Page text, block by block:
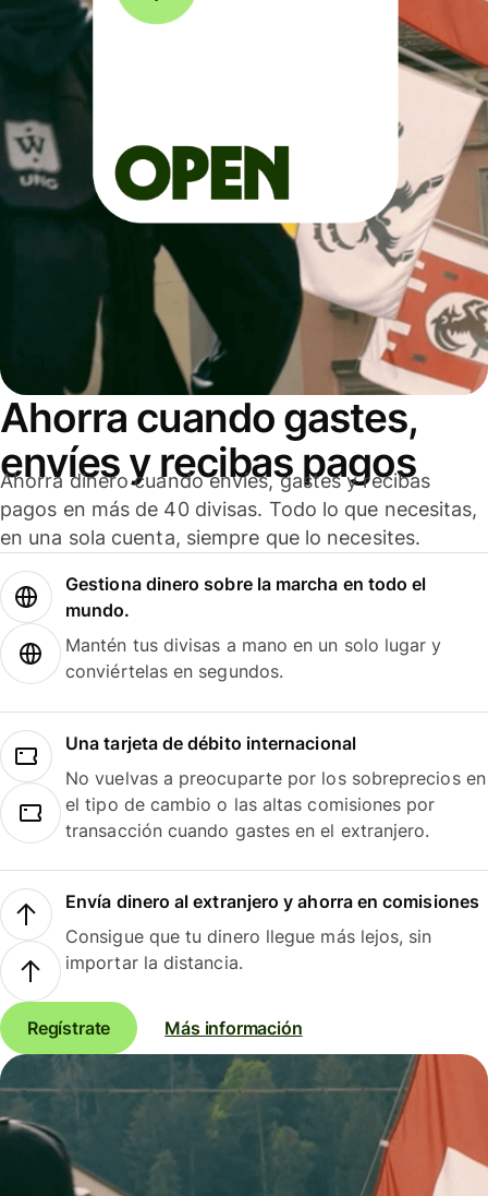
Ahorra cuando gastes,
envíes y recibas pagos
Ahorra dinero cuando envíes, gastes y recibas
pagos en más de 40 divisas. Todo lo que necesitas,
en una sola cuenta, siempre que lo necesites.
Gestiona dinero sobre la marcha en todo el
mundo.
Mantén tus divisas a mano en un solo lugar y
conviértelas en segundos.
Una tarjeta de débito internacional
No vuelvas a preocuparte por los sobreprecios en
el tipo de cambio o las altas comisiones por
transacción cuando gastes en el extranjero.
Envía dinero al extranjero y ahorra en comisiones
Consigue que tu dinero llegue más lejos, sin
importar la distancia.
Regístrate Más información